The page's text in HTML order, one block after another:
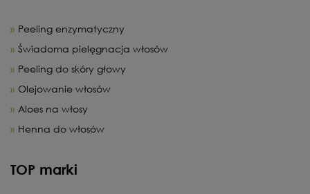
Peeling enzymatyczny
Świadoma pielęgnacja włosów
Peeling do skóry głowy
Olejowanie włosów
Aloes na włosy
Henna do włosów
TOP marki